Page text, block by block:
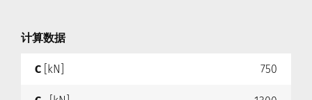
计算数据
C [kN] 750